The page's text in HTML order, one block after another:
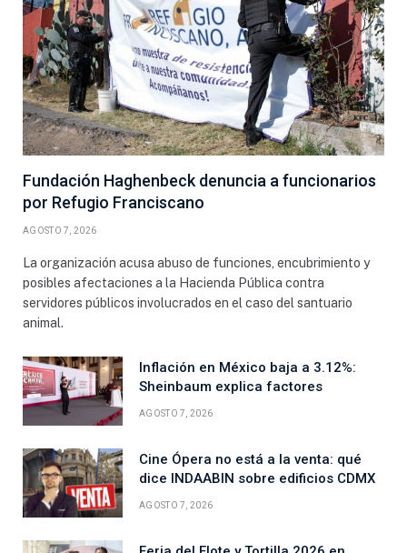
Fundación Haghenbeck denuncia a funcionarios
por Refugio Franciscano
AGOSTO 7, 2026
La organización acusa abuso de funciones, encubrimiento y
posibles afectaciones a la Hacienda Pública contra
servidores públicos involucrados en el caso del santuario
animal.
Inflación en México baja a 3.12%:
Sheinbaum explica factores
AGOSTO 7, 2026
Cine Ópera no está a la venta: qué
dice INDAABIN sobre edificios CDMX
AGOSTO 7, 2026